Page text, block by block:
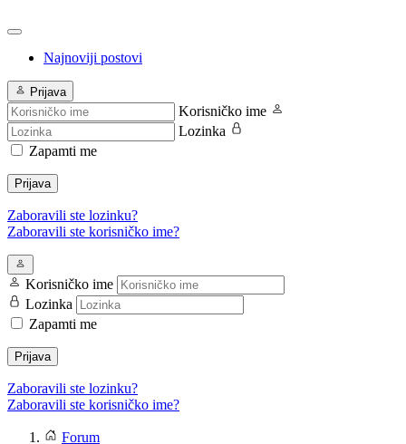
Najnoviji postovi
Prijava
Korisničko ime
Lozinka
Zapamti me
Prijava
Zaboravili ste lozinku?
Zaboravili ste korisničko ime?
Korisničko ime
Lozinka
Zapamti me
Prijava
Zaboravili ste lozinku?
Zaboravili ste korisničko ime?
Forum